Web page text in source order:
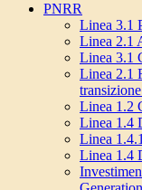
PNRR
Linea 3.1
Linea 2.1
Linea 3.1
Linea 2.1
Linea 1.2
Linea 1.4
Linea
Linea 1.4